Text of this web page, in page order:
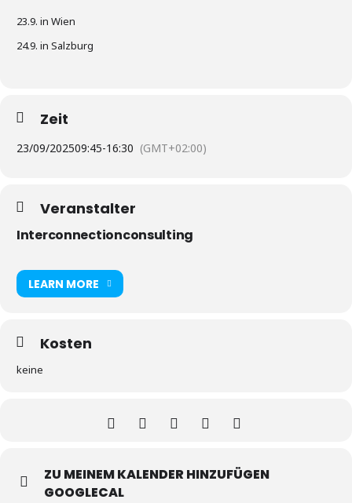
23.9. in Wien
24.9. in Salzburg
Zeit
23/09/202509:45-16:30 (GMT+02:00)
Veranstalter
Interconnectionconsulting
LEARN MORE
Kosten
keine
ZU MEINEM KALENDER HINZUFÜGEN
GOOGLECAL